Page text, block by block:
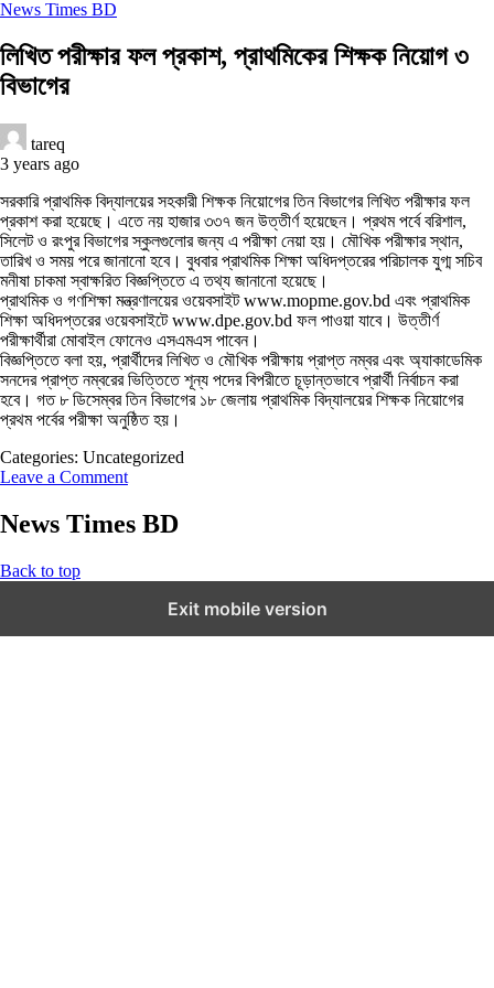
News Times BD
লিখিত পরীক্ষার ফল প্রকাশ, প্রাথমিকের শিক্ষক নিয়োগ ৩
বিভাগের
tareq
3 years ago
সরকারি প্রাথমিক বিদ্যালয়ের সহকারী শিক্ষক নিয়োগের তিন বিভাগের লিখিত পরীক্ষার ফল
প্রকাশ করা হয়েছে। এতে নয় হাজার ৩৩৭ জন উত্তীর্ণ হয়েছেন। প্রথম পর্বে বরিশাল,
সিলেট ও রংপুর বিভাগের স্কুলগুলোর জন্য এ পরীক্ষা নেয়া হয়। মৌখিক পরীক্ষার স্থান,
তারিখ ও সময় পরে জানানো হবে। বুধবার প্রাথমিক শিক্ষা অধিদপ্তরের পরিচালক যুগ্ম সচিব
মনীষা চাকমা স্বাক্ষরিত বিজ্ঞপ্তিতে এ তথ্য জানানো হয়েছে।
প্রাথমিক ও গণশিক্ষা মন্ত্রণালয়ের ওয়েবসাইট www.mopme.gov.bd এবং প্রাথমিক
শিক্ষা অধিদপ্তরের ওয়েবসাইটে www.dpe.gov.bd ফল পাওয়া যাবে। উত্তীর্ণ
পরীক্ষার্থীরা মোবাইল ফোনেও এসএমএস পাবেন।
বিজ্ঞপ্তিতে বলা হয়, প্রার্থীদের লিখিত ও মৌখিক পরীক্ষায় প্রাপ্ত নম্বর এবং অ্যাকাডেমিক
সনদের প্রাপ্ত নম্বরের ভিত্তিতে শূন্য পদের বিপরীতে চূড়ান্তভাবে প্রার্থী নির্বাচন করা
হবে। গত ৮ ডিসেম্বর তিন বিভাগের ১৮ জেলায় প্রাথমিক বিদ্যালয়ের শিক্ষক নিয়োগের
প্রথম পর্বের পরীক্ষা অনুষ্ঠিত হয়।
Categories: Uncategorized
Leave a Comment
News Times BD
Back to top
Exit mobile version